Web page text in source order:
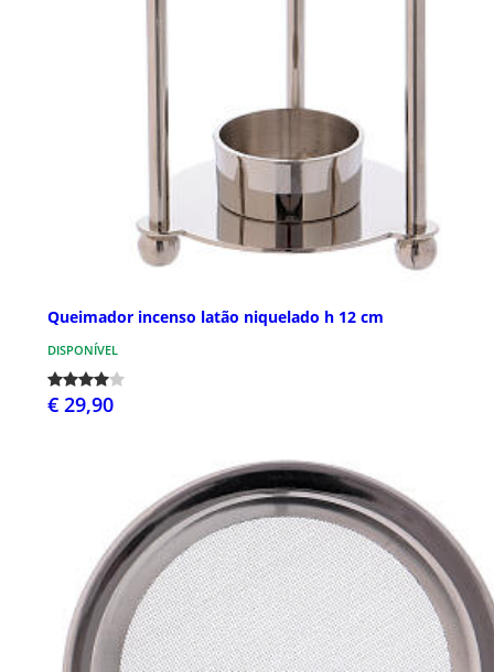
Queimador incenso latão niquelado h 12 cm
DISPONÍVEL
€ 29,90